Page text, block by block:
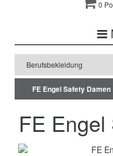
0
Berufsbekleidung
FE Engel Safety Damen
FE